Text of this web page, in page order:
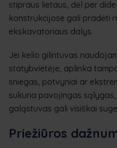
stipraus lietaus, dėl per
konstrukcijose gali pradėti
ekskavatoriaus dalys.
Jei kelio gilintuvas
statybvietėje, aplinka
sniegas, potvyniai ar
sukuria pavojingas
galąstuvas gali visiškai
Priežiūros